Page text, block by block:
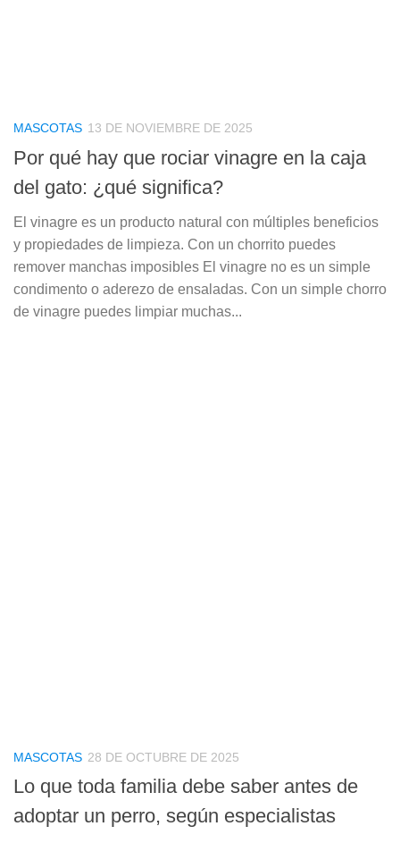
MASCOTAS 13 DE NOVIEMBRE DE 2025
Por qué hay que rociar vinagre en la caja
del gato: ¿qué significa?
El vinagre es un producto natural con múltiples beneficios
y propiedades de limpieza. Con un chorrito puedes
remover manchas imposibles El vinagre no es un simple
condimento o aderezo de ensaladas. Con un simple chorro
de vinagre puedes limpiar muchas...
MASCOTAS 28 DE OCTUBRE DE 2025
Lo que toda familia debe saber antes de
adoptar un perro, según especialistas